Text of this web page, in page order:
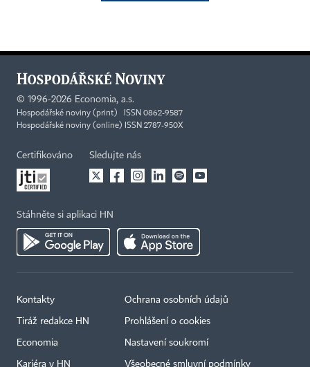
© 1996-2026 Economia, a.s.
Hospodářské noviny (print) ISSN 0862-9587
Hospodářské noviny (online) ISSN 2787-950X
Certifikováno Sledujte nás
Stáhněte si aplikaci HN
Kontakty
Tiráž redakce HN
Economia
Kariéra v HN
Ochrana osobních údajů
Prohlášení o cookies
Nastavení soukromí
Všeobecné smluvní podmínky